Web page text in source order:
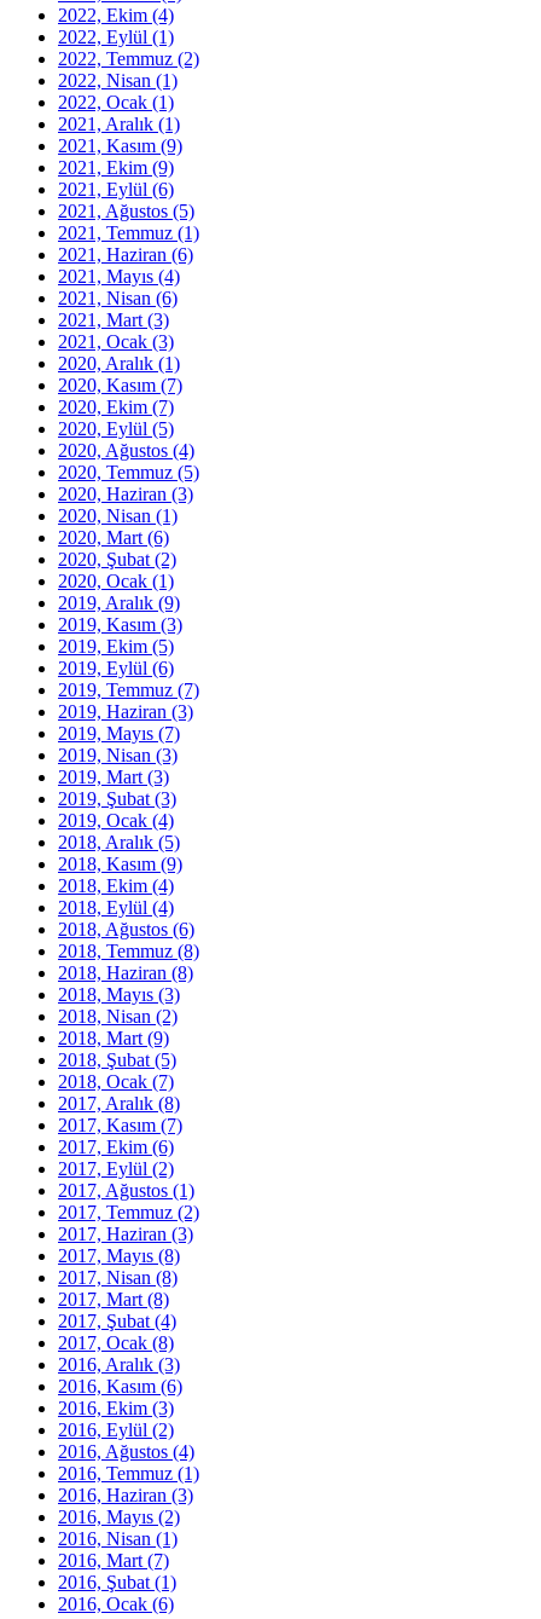
2022, Ekim (4)
2022, Eylül (1)
2022, Temmuz (2)
2022, Nisan (1)
2022, Ocak (1)
2021, Aralık (1)
2021, Kasım (9)
2021, Ekim (9)
2021, Eylül (6)
2021, Ağustos (5)
2021, Temmuz (1)
2021, Haziran (6)
2021, Mayıs (4)
2021, Nisan (6)
2021, Mart (3)
2021, Ocak (3)
2020, Aralık (1)
2020, Kasım (7)
2020, Ekim (7)
2020, Eylül (5)
2020, Ağustos (4)
2020, Temmuz (5)
2020, Haziran (3)
2020, Nisan (1)
2020, Mart (6)
2020, Şubat (2)
2020, Ocak (1)
2019, Aralık (9)
2019, Kasım (3)
2019, Ekim (5)
2019, Eylül (6)
2019, Temmuz (7)
2019, Haziran (3)
2019, Mayıs (7)
2019, Nisan (3)
2019, Mart (3)
2019, Şubat (3)
2019, Ocak (4)
2018, Aralık (5)
2018, Kasım (9)
2018, Ekim (4)
2018, Eylül (4)
2018, Ağustos (6)
2018, Temmuz (8)
2018, Haziran (8)
2018, Mayıs (3)
2018, Nisan (2)
2018, Mart (9)
2018, Şubat (5)
2018, Ocak (7)
2017, Aralık (8)
2017, Kasım (7)
2017, Ekim (6)
2017, Eylül (2)
2017, Ağustos (1)
2017, Temmuz (2)
2017, Haziran (3)
2017, Mayıs (8)
2017, Nisan (8)
2017, Mart (8)
2017, Şubat (4)
2017, Ocak (8)
2016, Aralık (3)
2016, Kasım (6)
2016, Ekim (3)
2016, Eylül (2)
2016, Ağustos (4)
2016, Temmuz (1)
2016, Haziran (3)
2016, Mayıs (2)
2016, Nisan (1)
2016, Mart (7)
2016, Şubat (1)
2016, Ocak (6)